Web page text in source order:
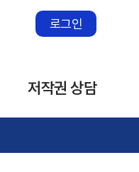
로그인
저작권 상담